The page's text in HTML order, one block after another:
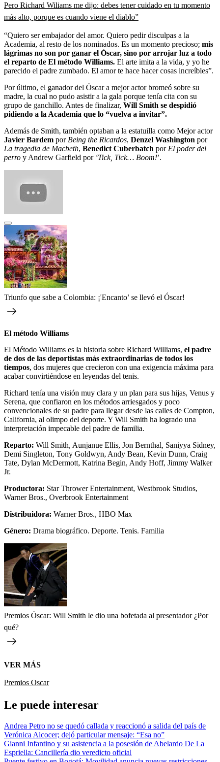
Pero Richard Wiliams me dijo: debes tener cuidado en tu momento
más alto, porque es cuando viene el diablo”
“Quiero ser embajador del amor. Quiero pedir disculpas a la
Academia, al resto de los nominados. Es un momento precioso; mis
lágrimas no son por ganar el Óscar, sino por arrojar luz a todo
el reparto de El método Williams. El arte imita a la vida, y yo he
parecido el padre zumbado. El amor te hace hacer cosas increíbles”.
Por último, el ganador del Óscar a mejor actor bromeó sobre su
madre, la cual no pudo asistir a la gala porque tenía cita con su
grupo de ganchillo. Antes de finalizar, Will Smith se despidió
pidiendo a la Academia que lo “vuelva a invitar”.
Además de Smith, también optaban a la estatuilla como Mejor actor
Javier Bardem por Being the Ricardos, Denzel Washington por
La tragedia de Macbeth, Benedict Cuberbatch por El poder del
perro y Andrew Garfield por‘Tick, Tick… Boom!’.
Triunfo que sabe a Colombia: ¡'Encanto’ se llevó el Óscar!
El método Williams
El Método Williams es la historia sobre Richard Williams, el padre
de dos de las deportistas más extraordinarias de todos los
tiempos, dos mujeres que crecieron con una exigencia máxima para
acabar convirtiéndose en leyendas del tenis.
Richard tenía una visión muy clara y un plan para sus hijas, Venus y
Serena, que confiaron en los métodos arriesgados y poco
convencionales de su padre para llegar desde las calles de Compton,
California, al olimpo del deporte. Y Will Smith ha logrado una
interpretación impecable del padre de familia.
Reparto: Will Smith, Aunjanue Ellis, Jon Bernthal, Saniyya Sidney,
Demi Singleton, Tony Goldwyn, Andy Bean, Kevin Dunn, Craig
Tate, Dylan McDermott, Katrina Begin, Andy Hoff, Jimmy Walker
Jr.
Productora: Star Thrower Entertainment, Westbrook Studios,
Warner Bros., Overbrook Entertainment
Distribuidora: Warner Bros., HBO Max
Género: Drama biográfico. Deporte. Tenis. Familia
Premios Óscar: Will Smith le dio una bofetada al presentador ¿Por
qué?
VER MÁS
Premios Oscar
Le puede interesar
Andrea Petro no se quedó callada y reaccionó a salida del país de
Verónica Alcocer; dejó particular mensaje: “Esa no”
Gianni Infantino y su asistencia a la posesión de Abelardo De La
Espriella: Cancillería dio veredicto oficial